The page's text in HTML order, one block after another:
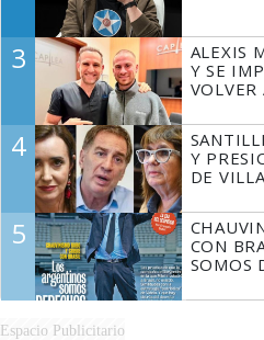
3
ALEXIS
Y SE
4
Y
DE
5
CON
SOMOS
Espacio Publicitario